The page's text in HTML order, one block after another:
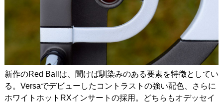
新作のRed Ballは、聞けば馴染みのある要素を特徴としてい
る。Versaでデビューしたコントラストの強い配色、さらに
ホワイトホットRXインサートの採用。どちらもオデッセイ